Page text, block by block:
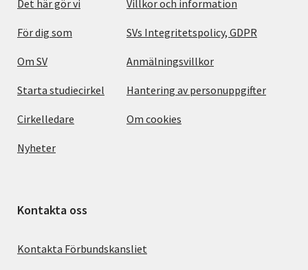
Det här gör vi
För dig som
Om SV
Starta studiecirkel
Cirkelledare
Nyheter
Villkor och information
SVs Integritetspolicy, GDPR
Anmälningsvillkor
Hantering av personuppgifter
Om cookies
Kontakta oss
Kontakta Förbundskansliet